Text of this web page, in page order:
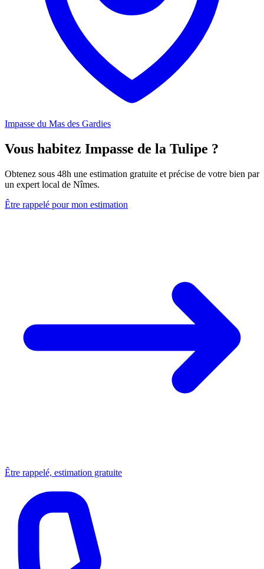
Impasse du Mas des Gardies
Vous habitez Impasse de la Tulipe ?
Obtenez sous 48h une estimation gratuite et précise de votre bien par
un expert local de Nîmes.
Être rappelé pour mon estimation
Être rappelé, estimation gratuite